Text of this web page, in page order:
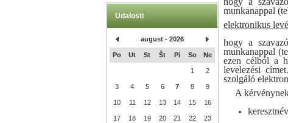
Udalosti
august - 2026
Po Ut St Št Pi So Ne
1 2
3 4 5 6 7 8 9
10 11 12 13 14 15 16
17 18 19 20 21 22 23
munkanappal
elektronikus
hogy a
munkanappal
ezen célból a
levelezési
szolgáló
A